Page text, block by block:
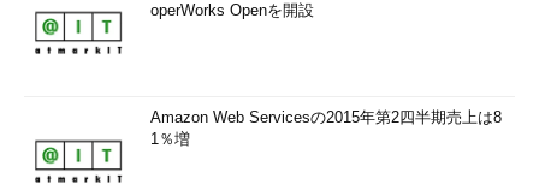
operWorks Openを開設
Amazon Web Servicesの2015年第2四半期売上は8
1％増